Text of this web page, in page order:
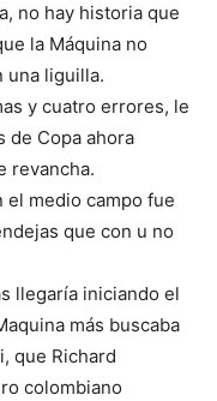
no hay historia que
la Máquina no
una liguilla.
y cuatro errores, le
de Copa ahora
revancha.
el medio campo fue
que con u no
llegaría iniciando el
más buscaba
que Richard
colombiano